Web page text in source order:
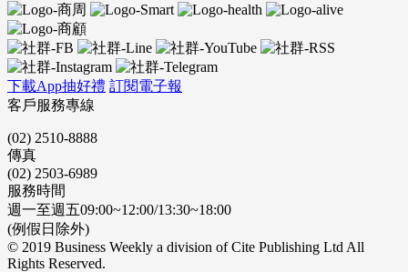
下載App抽好禮 訂閱電子報
客戶服務專線
(02) 2510-8888
傳真
(02) 2503-6989
服務時間
週一至週五09:00~12:00/13:30~18:00
(例假日除外)
© 2019 Business Weekly a division of Cite Publishing Ltd All
Rights Reserved.